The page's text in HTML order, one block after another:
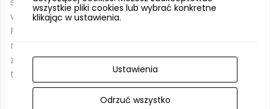
wypożyczyć też kajak i przepłynąć się kanałem.
Podczas śnieżnej i mroźnej zimy działa wyciąg
narciarski. W planie jest uruchomienie tężni oraz
zabytkowych drewnianych chat i wiatraka,
tworzących swoisty skansen.
wszystkie pliki cookies lub wybrać konkretne
klikając w ustawienia.
Ustawienia
Odrzuć wszystko